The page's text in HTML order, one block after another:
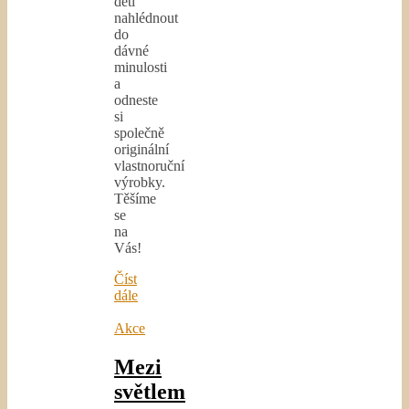
nahlédnout
do
dávné
minulosti
a
odneste
si
společně
originální
vlastnoruční
výrobky.
Těšíme
se
na
Vás!
Číst
dále
Akce
Mezi
světlem